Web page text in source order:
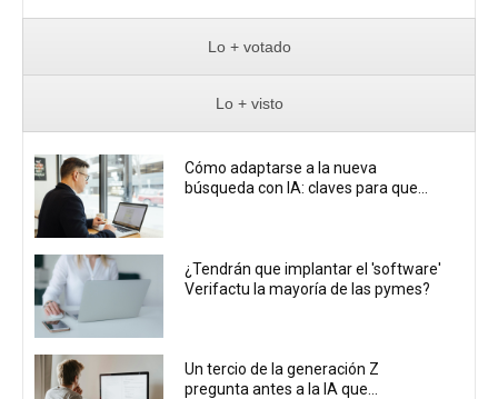
Lo + votado
Lo + visto
Cómo adaptarse a la nueva
búsqueda con IA: claves para que...
¿Tendrán que implantar el 'software'
Verifactu la mayoría de las pymes?
Un tercio de la generación Z
pregunta antes a la IA que...